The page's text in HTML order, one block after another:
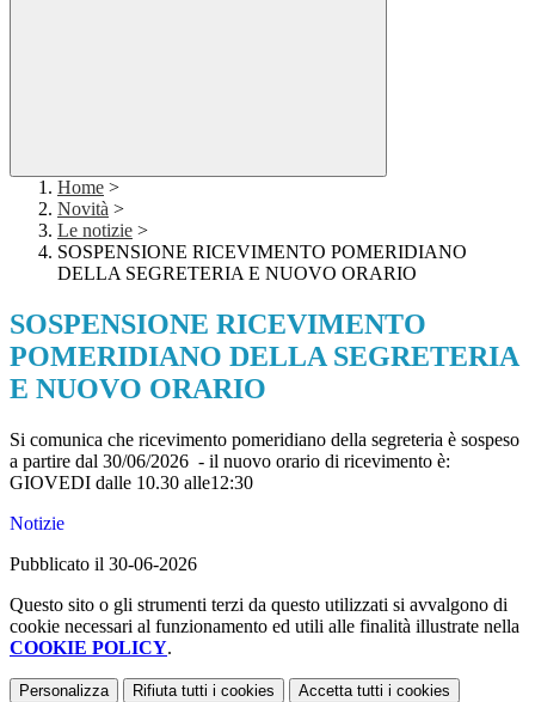
Home >
Novità >
Le notizie >
SOSPENSIONE RICEVIMENTO POMERIDIANO
DELLA SEGRETERIA E NUOVO ORARIO
SOSPENSIONE RICEVIMENTO
POMERIDIANO DELLA SEGRETERIA
E NUOVO ORARIO
Si comunica che ricevimento pomeridiano della segreteria è sospeso
a partire dal 30/06/2026 - il nuovo orario di ricevimento è:
GIOVEDI dalle 10.30 alle12:30
Notizie
Pubblicato il 30-06-2026
Questo sito o gli strumenti terzi da questo utilizzati si avvalgono di
cookie necessari al funzionamento ed utili alle finalità illustrate nella
COOKIE POLICY.
Personalizza Rifiuta tutti i cookies Accetta tutti i cookies